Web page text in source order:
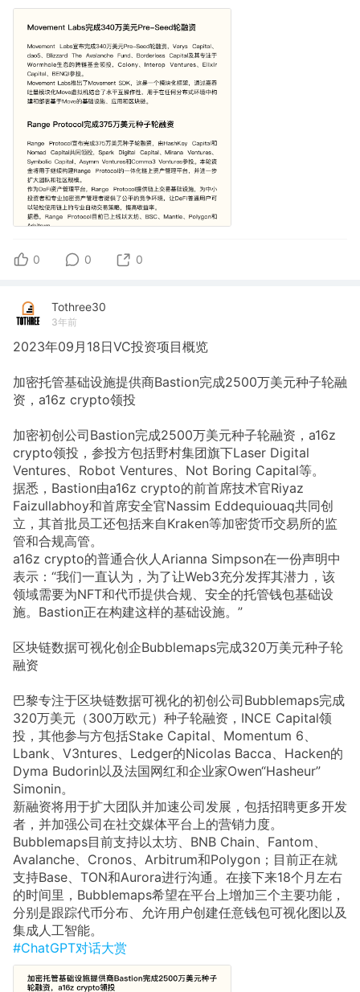
0 0 0
Tothree30
3年前
2023年09月18日VC投资项目概览
加密托管基础设施提供商Bastion完成2500万美元种子轮融
资，a16z crypto领投
加密初创公司Bastion完成2500万美元种子轮融资，a16z
crypto领投，参投方包括野村集团旗下Laser Digital
Ventures、Robot Ventures、Not Boring Capital等。
据悉，Bastion由a16z crypto的前首席技术官Riyaz
Faizullabhoy和首席安全官Nassim Eddequiouaq共同创
立，其首批员工还包括来自Kraken等加密货币交易所的监
管和合规高管。
a16z crypto的普通合伙人Arianna Simpson在一份声明中
表示：“我们一直认为，为了让Web3充分发挥其潜力，该
领域需要为NFT和代币提供合规、安全的托管钱包基础设
施。Bastion正在构建这样的基础设施。”
区块链数据可视化创企Bubblemaps完成320万美元种子轮
融资
巴黎专注于区块链数据可视化的初创公司Bubblemaps完成
320万美元（300万欧元）种子轮融资，INCE Capital领
投，其他参与方包括Stake Capital、Momentum 6、
Lbank、V3ntures、Ledger的Nicolas Bacca、Hacken的
Dyma Budorin以及法国网红和企业家Owen“Hasheur”
Simonin。
新融资将用于扩大团队并加速公司发展，包括招聘更多开发
者，并加强公司在社交媒体平台上的营销力度。
Bubblemaps目前支持以太坊、BNB Chain、Fantom、
Avalanche、Cronos、Arbitrum和Polygon；目前正在就
支持Base、TON和Aurora进行沟通。在接下来18个月左右
的时间里，Bubblemaps希望在平台上增加三个主要功能，
分别是跟踪代币分布、允许用户创建任意钱包可视化图以及
集成人工智能。
#ChatGPT对话大赏